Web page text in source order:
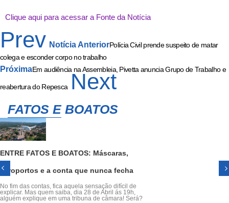
Clique aqui para acessar a Fonte da Notícia
Prev Notícia AnteriorPolícia Civil prende suspeito de matar
colega e esconder corpo no trabalho
PróximaEm audiência na Assembleia, Pivetta anuncia Grupo de Trabalho e
reabertura do Repesca Next
FATOS E BOATOS
ENTRE FATOS E BOATOS: Máscaras,
aeroportos e a conta que nunca fecha
No fim das contas, fica aquela sensação difícil de
explicar. Mas quem saiba, dia 28 de Abril ás 19h,
alguém explique em uma tribuna de câmara! Será?